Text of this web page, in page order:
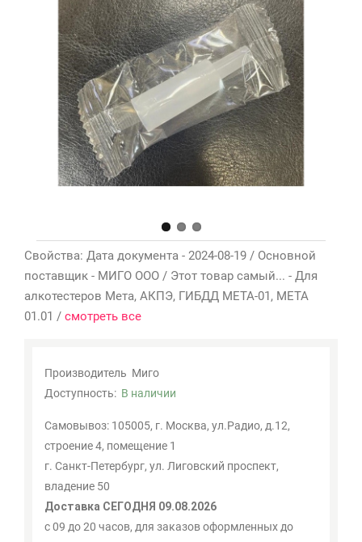
Заявка на
опт
Контакты
Мои
закладки
Сравнение
товаров
Свойства: Дата документа - 2024-08-19 / Основной
поставщик - МИГО ООО / Этот товар самый... - Для
алкотестеров Мета, АКПЭ, ГИБДД МЕТА-01, МЕТА
01.01 / смотреть все
Производитель Миго
Доступность: В наличии
Самовывоз: 105005, г. Москва, ул.Радио, д.12,
строение 4, помещение 1
г. Санкт-Петербург, ул. Лиговский проспект,
владение 50
Доставка СЕГОДНЯ 09.08.2026
с 09 до 20 часов, для заказов оформленных до